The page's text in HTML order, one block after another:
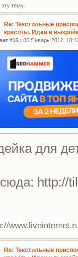
тему.
Re: Текстильные
красоты. Идеи и
#15 : 05 Январь 2012,
для
http://
Re: Текстильные